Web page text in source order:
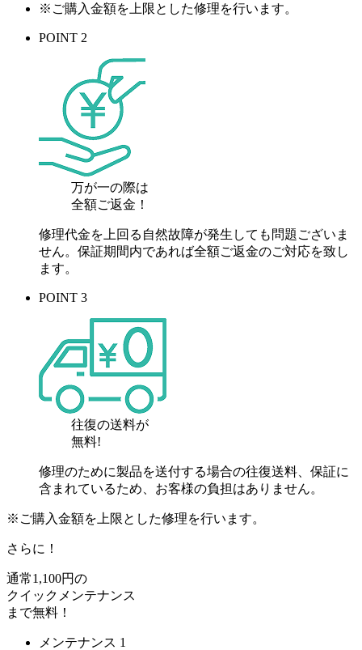
※ご購入金額を上限とした修理を行います。
POINT 2
万が一の際は
全額ご返金！
修理代金を上回る自然故障が発生しても問題ございま
せん。保証期間内であれば全額ご返金のご対応を致し
ます。
POINT 3
往復の送料が
無料!
修理のために製品を送付する場合の往復送料、保証に
含まれているため、お客様の負担はありません。
※ご購入金額を上限とした修理を行います。
さらに！
通常1,100円の
クイックメンテナンス
まで無料 ！
メンテナンス 1